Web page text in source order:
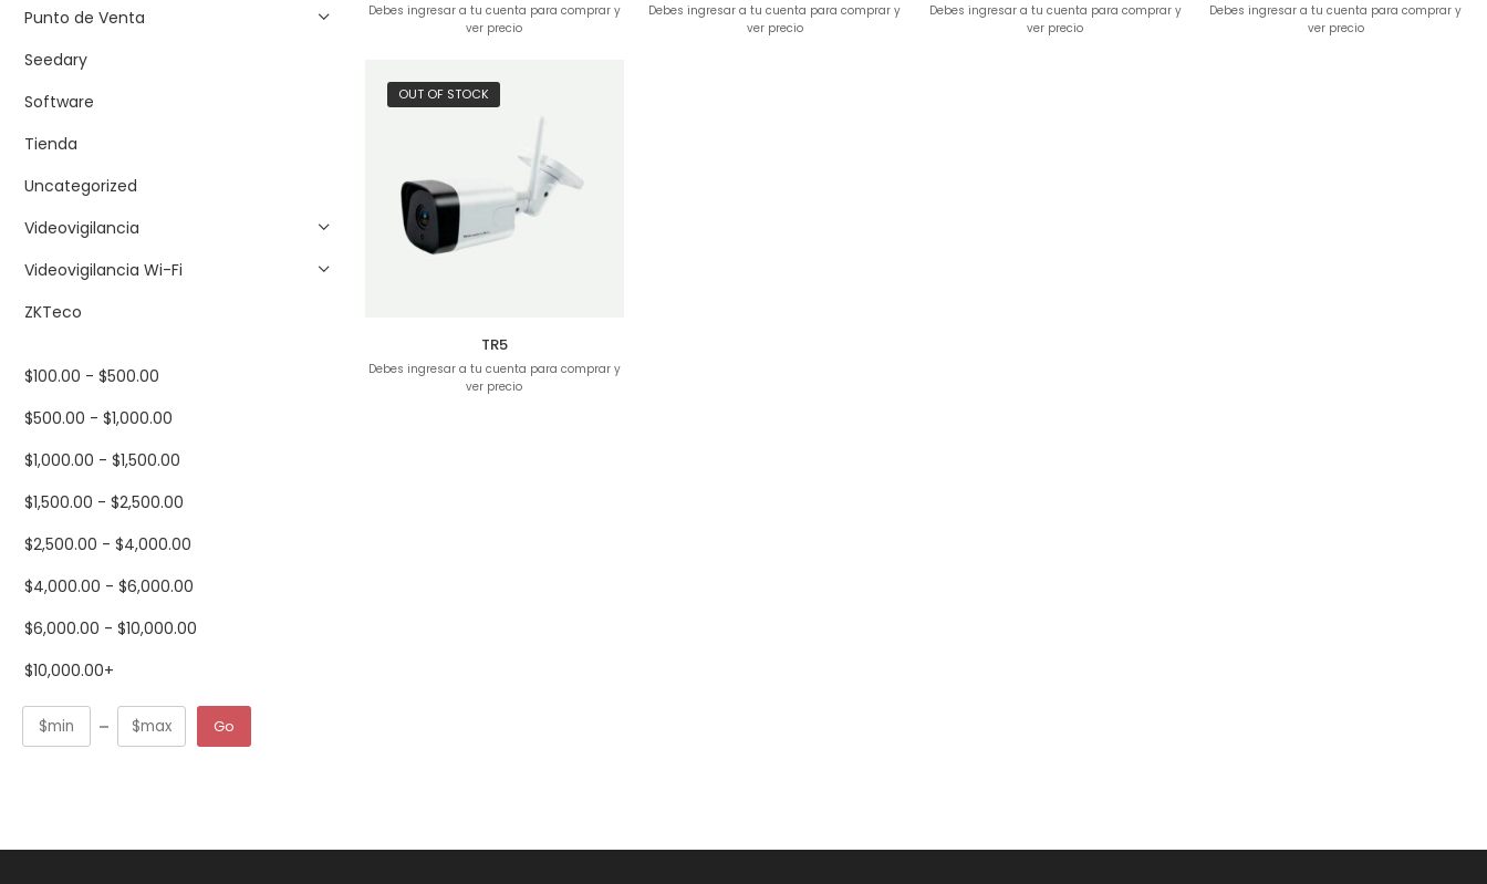
Punto de Venta
Seedary
Software
Tienda
Uncategorized
Videovigilancia
Videovigilancia Wi-Fi
ZKTeco
$100.00 - $500.00
$500.00 - $1,000.00
$1,000.00 - $1,500.00
$1,500.00 - $2,500.00
$2,500.00 - $4,000.00
$4,000.00 - $6,000.00
$6,000.00 - $10,000.00
$10,000.00+
Go
Debes ingresar a tu cuenta para comprar y
ver precio
Debes ingresar a tu cuenta para comprar y
ver precio
Debes ingresar a tu cuenta para comprar y
ver precio
Debes ingresar a tu cuenta para comprar y
ver precio
OUT OF STOCK
TR5
Debes ingresar a tu cuenta para comprar y
ver precio